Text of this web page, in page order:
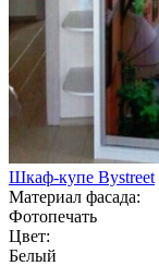
Шкаф-купе Bystreet
Материал фасада:
Фотопечать
Цвет:
Белый